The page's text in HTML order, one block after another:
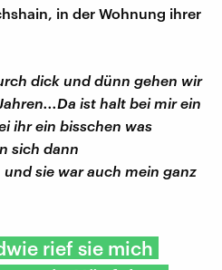
in der Wohnung ihrer
dick und dünn gehen wir
ist halt bei mir ein
ihr ein bisschen was
sich dann
sie war auch mein ganz
rief sie mich